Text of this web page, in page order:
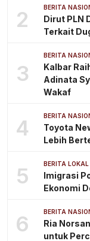
2 BERITA
Dirut PLN
Terkait
3
BERITA
Kalbar
Adinata
Wakaf
4 BERITA
Toyota
Lebih
5 BERITA LOKAL
Imigrasi
Ekonomi
6 BERITA
Ria
untuk